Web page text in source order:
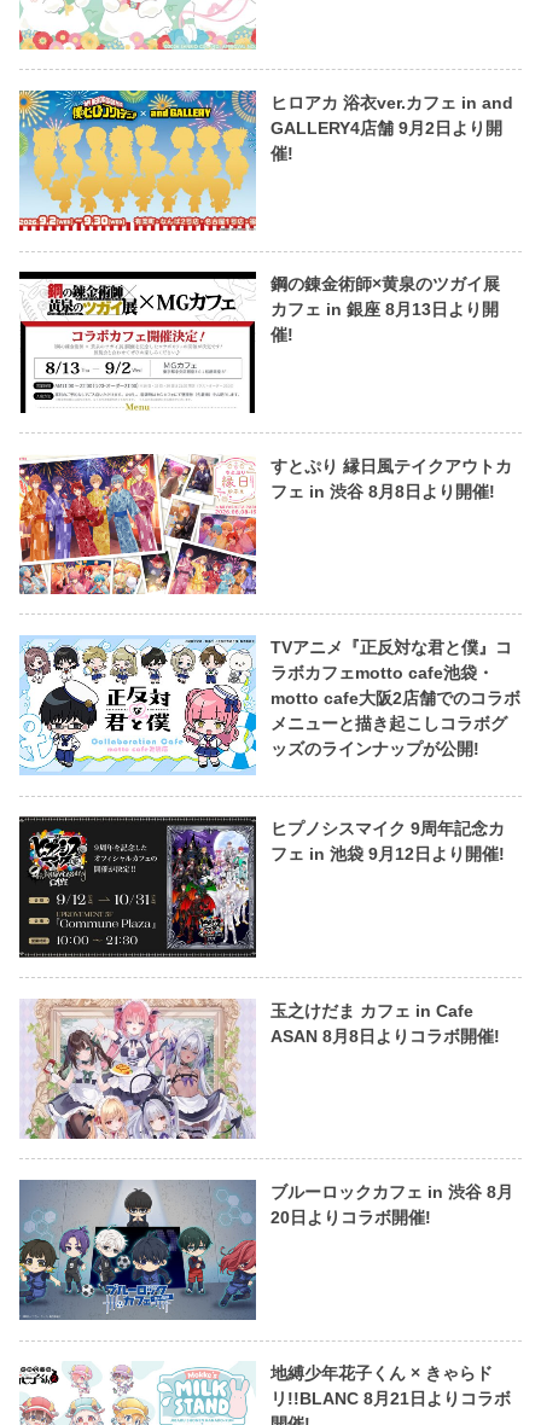
ヒロアカ 浴衣ver.カフェ in and
GALLERY4店舗 9月2日より開
催!
鋼の錬金術師×黄泉のツガイ展
カフェ in 銀座 8月13日より開
催!
すとぷり 縁日風テイクアウトカ
フェ in 渋谷 8月8日より開催!
TVアニメ『正反対な君と僕』コ
ラボカフェmotto cafe池袋・
motto cafe大阪2店舗でのコラボ
メニューと描き起こしコラボグ
ッズのラインナップが公開!
ヒプノシスマイク 9周年記念カ
フェ in 池袋 9月12日より開催!
玉之けだま カフェ in Cafe
ASAN 8月8日よりコラボ開催!
ブルーロックカフェ in 渋谷 8月
20日よりコラボ開催!
地縛少年花子くん × きゃらド
リ!!BLANC 8月21日よりコラボ